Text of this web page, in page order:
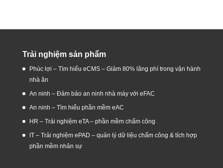
Trải nghiệm sản phẩm
Phúc lợi – Tìm hiểu eCMS – Giảm 80% lãng phí trong vận hành
nhà ăn
An ninh – Đảm bảo an ninh nhà máy với eFAC
An ninh – Tìm hiểu phần mềm eAC
HR – Trải nghiệm eTA – phần mềm chấm công
IT – Trải nghiệm ePAD – quản lý dữ liệu chấm công & tích hợp
phần mềm nhân sự